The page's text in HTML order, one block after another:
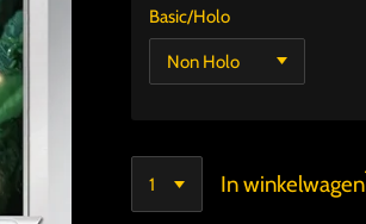
Basic/Holo
In winkelwagen